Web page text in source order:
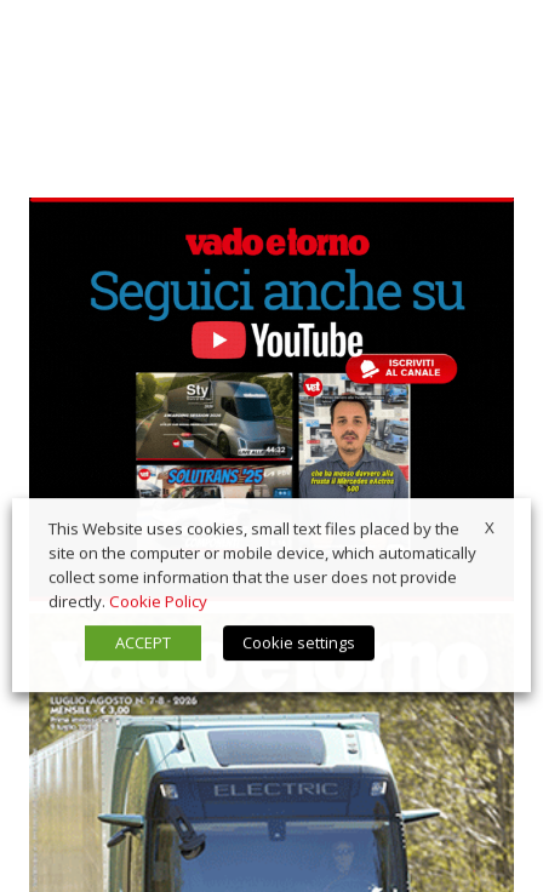
X
This Website uses cookies, small text files placed by the
site on the computer or mobile device, which automatically
collect some information that the user does not provide
directly. Cookie Policy
ACCEPT
Cookie settings